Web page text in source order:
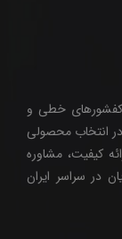
کفشورهای خطی و
انتخاب محصولی
کیفیت، مشاوره
در سراسر ایران